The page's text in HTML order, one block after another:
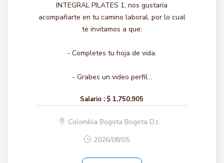
INTEGRAL PILATES 1, nos gustaría
acompañarte en tu camino laboral, por lo cual
te invitamos a que:
- Completes tu hoja de vida.
- Grabes un video perfil...
Salario : $ 1.750.905
Colombia Bogota Bogota D.c.
2026/08/05